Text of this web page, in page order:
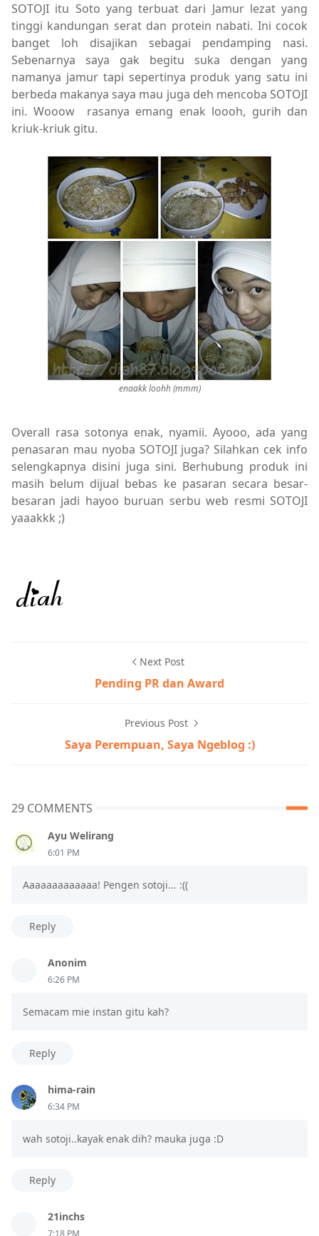
SOTOJI itu Soto yang terbuat dari Jamur lezat yang
tinggi kandungan serat dan protein nabati. Ini cocok
banget loh disajikan sebagai pendamping nasi.
Sebenarnya saya gak begitu suka dengan yang
namanya jamur tapi sepertinya produk yang satu ini
berbeda makanya saya mau juga deh mencoba SOTOJI
ini. Wooow rasanya emang enak loooh, gurih dan
kriuk-kriuk gitu.
enaakk loohh (mmm)
Overall rasa sotonya enak, nyamii. Ayooo, ada yang
penasaran mau nyoba SOTOJI juga? Silahkan cek info
selengkapnya disini juga sini. Berhubung produk ini
masih belum dijual bebas ke pasaran secara besar-
besaran jadi hayoo buruan serbu web resmi SOTOJI
yaaakkk ;)
Next Post
Pending PR dan Award
Previous Post
Saya Perempuan, Saya Ngeblog :)
29 COMMENTS
Ayu Welirang
6:01 PM
Aaaaaaaaaaaaa! Pengen sotoji... :((
Reply
Anonim
6:26 PM
Semacam mie instan gitu kah?
Reply
hima-rain
6:34 PM
wah sotoji..kayak enak dih? mauka juga :D
Reply
21inchs